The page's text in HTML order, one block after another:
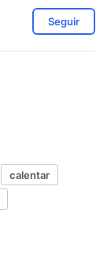
Seguir
calentar